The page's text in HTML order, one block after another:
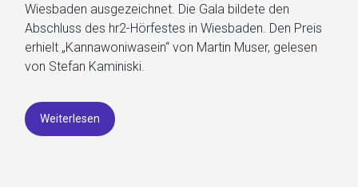
Wiesbaden ausgezeichnet. Die Gala bildete den
Abschluss des hr2-Hörfestes in Wiesbaden. Den Preis
erhielt „Kannawoniwasein“ von Martin Muser, gelesen
von Stefan Kaminiski.
Weiterlesen